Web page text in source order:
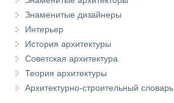
Знаменитые дизайнеры
Интерьер
История архитектуры
Советская архитектура
Теория архитектуры
Архитектурно-строительный словарь